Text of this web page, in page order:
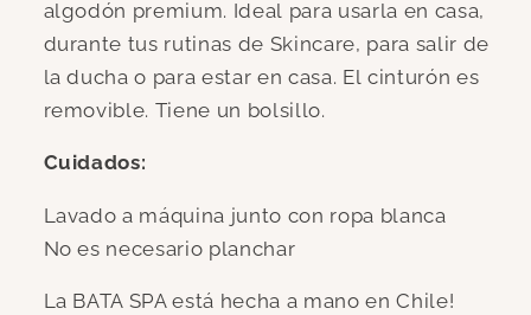
algodón premium. Ideal para usarla en casa,
durante tus rutinas de Skincare, para salir de
la ducha o para estar en casa. El cinturón es
removible. Tiene un bolsillo.
Cuidados:
Lavado a máquina junto con ropa blanca
No es necesario planchar
La BATA SPA está hecha a mano en Chile!